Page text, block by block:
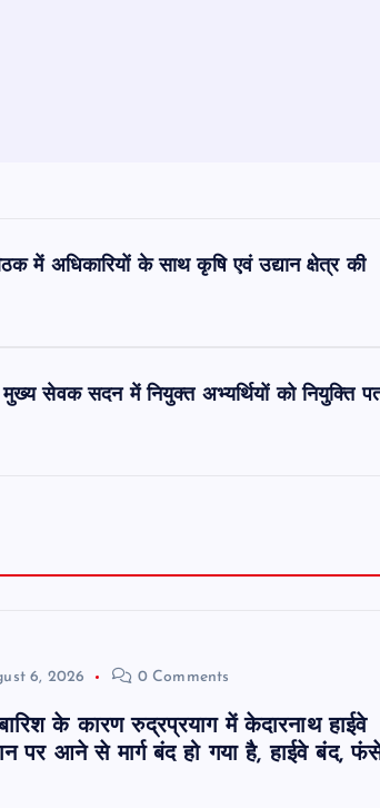
में अधिकारियों के साथ कृषि एवं उद्यान क्षेत्र की
सेवक सदन में नियुक्त अभ्यर्थियों को नियुक्ति
6, 2026 0 Comments
के कारण रुद्रप्रयाग में केदारनाथ हाईवे
पर आने से मार्ग बंद हो गया है, हाईवे बंद,